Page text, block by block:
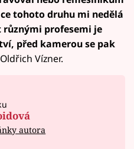
tohoto druhu mi nedělá
profesemi je
před kamerou se pak
Vízner.
autora